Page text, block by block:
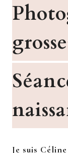
Je suis